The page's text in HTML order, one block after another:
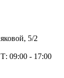
5/2
09:00 - 17:00